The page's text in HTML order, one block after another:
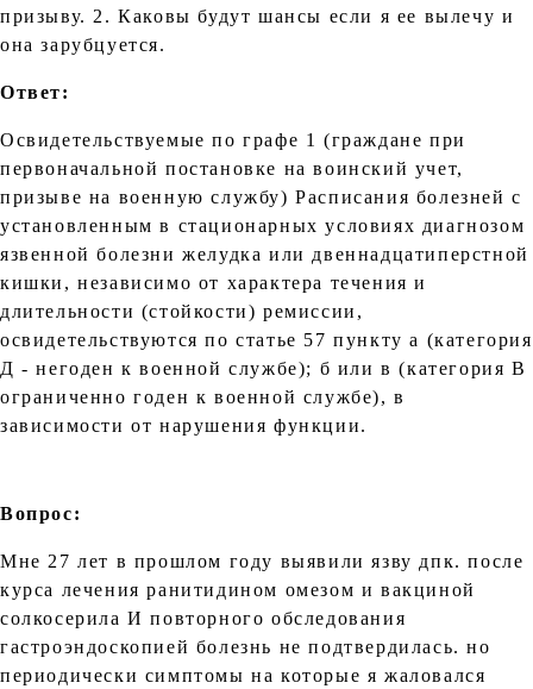
призыву. 2. Каковы будут шансы если я ее вылечу и
она зарубцуется.
Ответ:
Освидетельствуемые по графе 1 (граждане при
первоначальной постановке на воинский учет,
призыве на военную службу) Расписания болезней с
установленным в стационарных условиях диагнозом
язвенной болезни желудка или двеннадцатиперстной
кишки, независимо от характера течения и
длительности (стойкости) ремиссии,
освидетельствуются по статье 57 пункту а (категория
Д - негоден к военной службе); б или в (категория В
ограниченно годен к военной службе), в
зависимости от нарушения функции.
Вопрос:
Мне 27 лет в прошлом году выявили язву дпк. после
курса лечения ранитидином омезом и вакциной
солкосерила И повторного обследования
гастроэндоскопией болезнь не подтвердилась. но
периодически симптомы на которые я жаловался